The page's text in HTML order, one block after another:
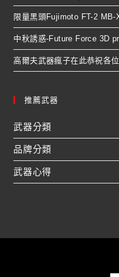
限量黑頭Fujimoto FT-2 MB-
中秋誘惑-Future Force 3D
高爾夫武器瘋子在此恭祝各
推薦武器
武器分類
品牌分類
武器心得